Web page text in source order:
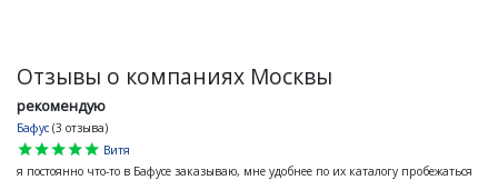
Отзывы о компаниях Москвы
рекомендую
Бафус (3 отзыва)
star
star
star
star
star
Витя
я постоянно что-то в Бафусе заказываю, мне удобнее по их каталогу пробежаться